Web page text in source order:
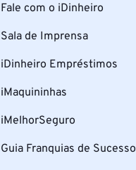
Fale com o iDinheiro
Sala de Imprensa
iDinheiro Empréstimos
iMaquininhas
iMelhorSeguro
Guia Franquias de Sucesso